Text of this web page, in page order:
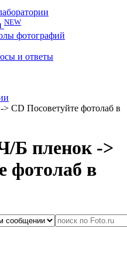
NEW
фотографий
и ответы
CD Посоветуйте фотолаб в
Б пленок ->
фотолаб в